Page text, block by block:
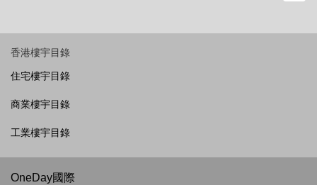
香港樓宇目錄
住宅樓宇目錄
商業樓宇目錄
工業樓宇目錄
OneDay國際